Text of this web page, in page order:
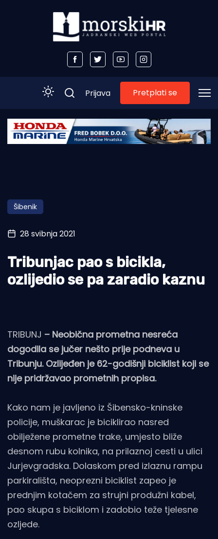
Početna
Obala
Otoci
Turizam i nautika
Pomorstvo
Ribolov
Prijava Pretplati se
Šibenik
28 svibnja 2021
Tribunjac pao s bicikla,
ozlijedio se pa zaradio kaznu
TRIBUNJ – Neobična prometna nesreća
dogodila se jučer nešto prije podneva u
Tribunju. Ozlijeđen je 62-godišnji biciklist koji se
nije pridržavao prometnih propisa.
Kako nam je javljeno iz Šibensko-kninske
policije, muškarac je biciklirao nasred
obilježene prometne trake, umjesto bliže
desnom rubu kolnika, na prilaznoj cesti u ulici
Jurjevgradska. Dolaskom pred izlaznu rampu
parkirališta, neoprezni biciklist zapeo je
prednjim kotačem za strujni produžni kabel,
pao skupa s biciklom i zadobio teže tjelesne
ozljede.